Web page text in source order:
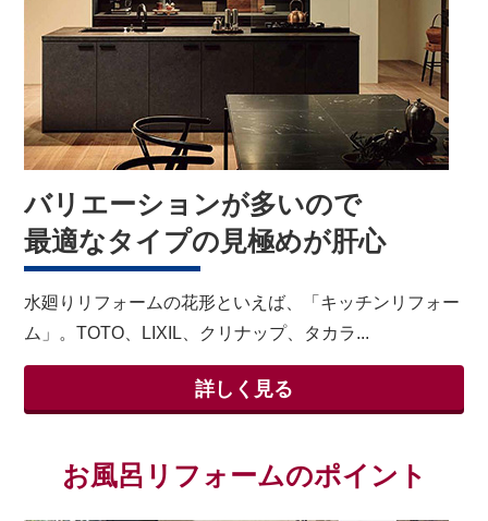
バリエーションが多いので
最適なタイプの見極めが肝心
水廻りリフォームの花形といえば、「キッチンリフォー
ム」。TOTO、LIXIL、クリナップ、タカラ...
詳しく見る
お風呂リフォームのポイント